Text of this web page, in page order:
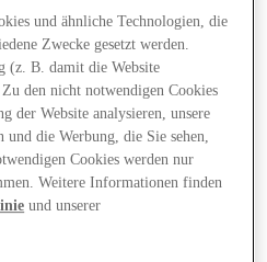
und ähnliche Technologien, die
Zwecke gesetzt werden.
(z. B. damit die Website
den nicht notwendigen Cookies
der Website analysieren, unsere
und die Werbung, die Sie sehen,
Cookies werden nur
Weitere Informationen finden
und unserer